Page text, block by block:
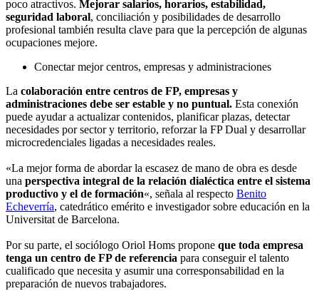
poco atractivos. Mejorar salarios, horarios, estabilidad,
seguridad laboral, conciliación y posibilidades de desarrollo
profesional también resulta clave para que la percepción de algunas
ocupaciones mejore.
Conectar mejor centros, empresas y administraciones
La colaboración entre centros de FP, empresas y
administraciones debe ser estable y no puntual. Esta conexión
puede ayudar a actualizar contenidos, planificar plazas, detectar
necesidades por sector y territorio, reforzar la FP Dual y desarrollar
microcredenciales ligadas a necesidades reales.
«La mejor forma de abordar la escasez de mano de obra es desde
una perspectiva integral de la relación dialéctica entre el sistema
productivo y el de formación«, señala al respecto Benito
Echeverría, catedrático emérito e investigador sobre educación en la
Universitat de Barcelona.
Por su parte, el sociólogo Oriol Homs propone que toda empresa
tenga un centro de FP de referencia para conseguir el talento
cualificado que necesita y asumir una corresponsabilidad en la
preparación de nuevos trabajadores.